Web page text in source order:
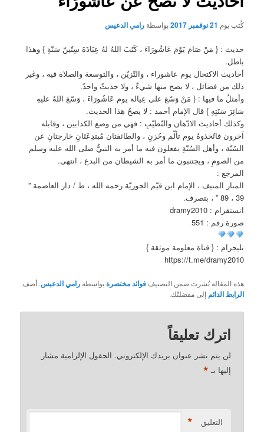
كُتب يوم 21 نوفمبر 2017 بواسطةرامي الدعيس
حديث : { مَنْ صَامَ يَوْمَ عَاشُورَاءَ ، كَتَبَ اللهُ لهُ عِبَادَةَ سِتّينّ سَنّةٍ } وهذا
باطل.
أحاديث الاكتحال يوم عاشوراء ، والتّزيّن ، والتوسعة والصلاة فيه ، وغير
ذلك من فضائل ، لا يصح منها شيءٌ ، ولا حديثٌ واحدٌ.
وأمثلُ ما فيها : { مَنْ وَسّعَ على عِياله يوم عَاشُورَاءَ ، وَسّعَ اللهُ عليهِ
سَائِرَ سَنَتِهِ } قال الإمام أحمد : لا يصحُ هذا الحديث.
وكذلك أحاديث الادّهان والتّطيّبِ : فهي من وضع الكذابين ، وقابله
آخرون فاتّخذوهُ يوم تألّم وحُزنٍ ، والطائفتان مُبتدِعَتَانِ خارجتانِ عن
السُنّة ، وأهل السُنّةِ يفعلون فيه ما أمر به النبيُّ صلى الله عليه وسلم
من الصومِ ، ويجتنبون ما أمر به الشيطان من البدع ، انتهى.
المرجع :
المنار المنيف ، الإمام ابن قيّم الجوزيّة رحمه الله ، ط / دار العاصمة ”
39 ، 89 ” ، بتصرف.
انستقرام : dramy2010
صورة رقم : 551
تليجرام : { قناة معلومة موثقة }
https://t.me/dramy2010
هذه المقالة نُشرت ضمن التصنيففوائد مختصرةبواسطةرامي الدعيس. أضف
الرابط الدائم إلى مفضلتّك.
اترك تعليقاً
لن يتم نشر عنوان بريدك الإلكتروني. الحقول الإلزامية مشار
إليها بـ *
التعليق *